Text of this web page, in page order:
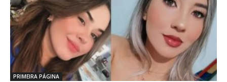
PRIMEIRA PÁGINA